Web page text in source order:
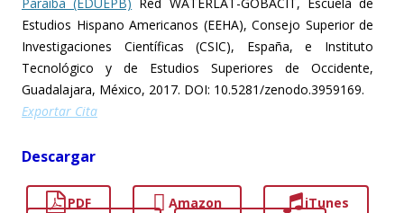
Estudios Hispano Americanos (EEHA), Consejo Superior de
Investigaciones Científicas (CSIC), España, e Instituto
Tecnológico y de Estudios Superiores de Occidente,
Guadalajara, México, 2017. DOI: 10.5281/zenodo.3959169.
Exportar Cita
Descargar
PDF Amazon
iTunes